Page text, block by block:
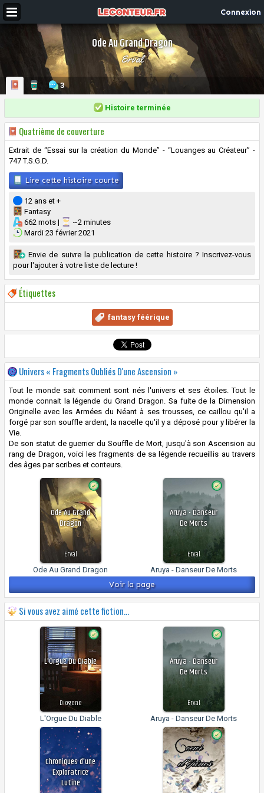
Connexion
Ode Au Grand Dragon
Erval
3
Histoire terminée
Quatrième de couverture
Extrait de “Essai sur la création du Monde” - “Louanges au Créateur” -
747 T.S.G.D.
Lire cette histoire courte
12 ans et +
Fantasy
662 mots |
~2 minutes
Mardi 23 février 2021
Envie de suivre la publication de cette histoire ? Inscrivez-vous
pour l'ajouter à votre liste de lecture !
Étiquettes
fantasy féérique
Univers « Fragments Oubliés D'une Ascension »
Tout le monde sait comment sont nés l'univers et ses étoiles. Tout le
monde connait la légende du Grand Dragon. Sa fuite de la Dimension
Originelle avec les Armées du Néant à ses trousses, ce caillou qu'il a
forgé par son souffle ardent, la nacelle qu'il y a déposé pour y libérer la
Vie.
De son statut de guerrier du Souffle de Mort, jusqu'à son Ascension au
rang de Dragon, voici les fragments de sa légende recueillis au travers
des âges par scribes et conteurs.
Ode Au Grand
Dragon
Erval
Ode Au Grand Dragon
Aruya - Danseur
De Morts
Erval
Aruya - Danseur De Morts
Voir la page
Si vous avez aimé cette fiction...
L'Orgue Du Diable
Diogene
L'Orgue Du Diable
Aruya - Danseur
De Morts
Erval
Aruya - Danseur De Morts
Chroniques d'une
Exploratrice
Lutine